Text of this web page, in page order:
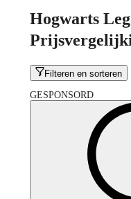
Hogwarts
Filteren en sorteren
GESPONSORD